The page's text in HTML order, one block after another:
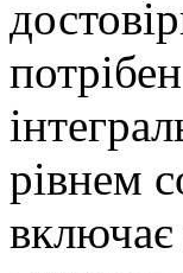
рівнем